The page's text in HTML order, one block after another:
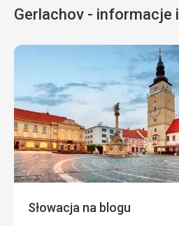
Gerlachov - informacje
Słowacja na blogu